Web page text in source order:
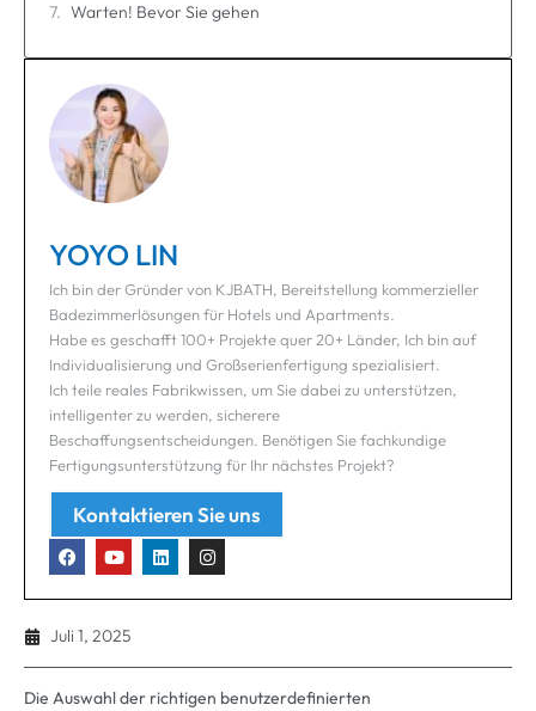
Warten! Bevor Sie gehen
YOYO LIN
Ich bin der Gründer von KJBATH, Bereitstellung kommerzieller
Badezimmerlösungen für Hotels und Apartments.
Habe es geschafft 100+ Projekte quer 20+ Länder, Ich bin auf
Individualisierung und Großserienfertigung spezialisiert.
Ich teile reales Fabrikwissen, um Sie dabei zu unterstützen,
intelligenter zu werden, sicherere
Beschaffungsentscheidungen. Benötigen Sie fachkundige
Fertigungsunterstützung für Ihr nächstes Projekt?
Kontaktieren Sie uns
Juli 1, 2025
Die Auswahl der richtigen benutzerdefinierten